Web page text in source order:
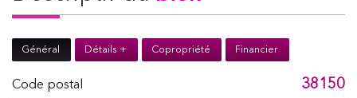
Général Détails + Copropriété Financier
Code postal 38150